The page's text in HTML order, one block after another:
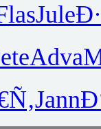
Jule
Adva
Jann